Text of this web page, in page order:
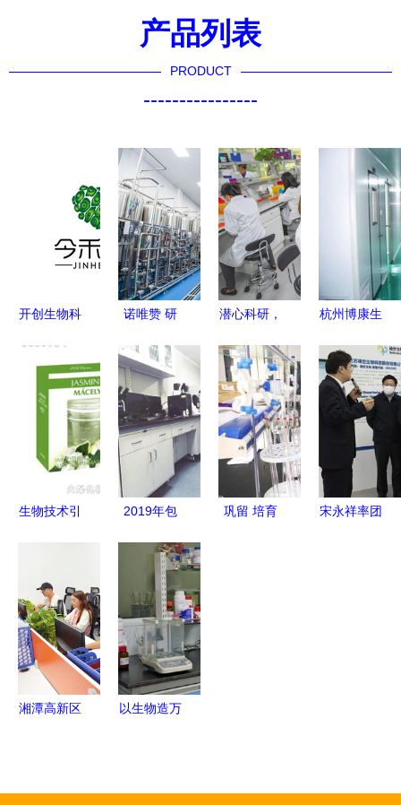
产品列表
PRODUCT
----------------
开创生物科
前沿研发驱
动未来健康
诺唯赞 研
齐下，生物
领域一
路“狂飙”
潜心科研，
业“芯”与通
信技术开发
的双重革命
杭州博康生
信技术开发
领域的创新
探索
生物技术引
宝莉的研发
之路
2019年包
技进展
巩留 培育
宋永祥率团
湘潭高新区
以生物造万